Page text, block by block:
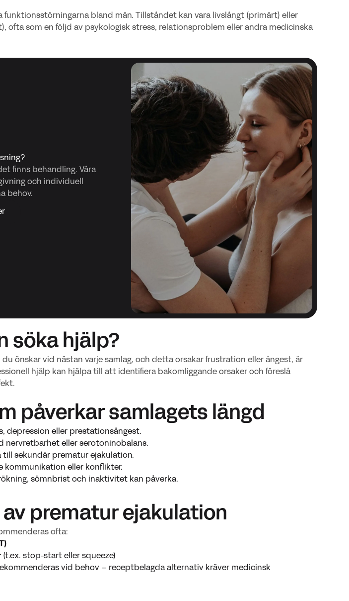
funktionsstörningarna bland män. Tillståndet kan vara livslångt (primärt) eller
ofta som en följd av psykologisk stress, relationsproblem eller andra medicinska
finns behandling. Våra
och individuell
behov.
söka hjälp?
önskar vid nästan varje samlag, och detta orsakar frustration eller ångest, är
hjälp kan hjälpa till att identifiera bakomliggande orsaker och föreslå
påverkar samlagets längd
depression eller prestationsångest.
nervretbarhet eller serotoninobalans.
till sekundär prematur ejakulation.
kommunikation eller konflikter.
sömnbrist och inaktivitet kan påverka.
av prematur ejakulation
ofta:
(t.ex. stop-start eller squeeze)
vid behov – receptbelagda alternativ kräver medicinsk